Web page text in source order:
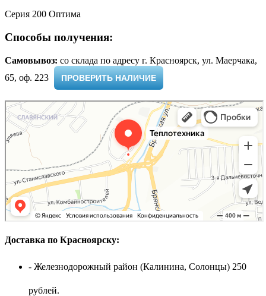
Серия 200 Оптима
Способы получения:
Самовывоз: cо склада по адресу г. Красноярск, ул. Маерчака,
65, оф. 223 ​
ПРОВЕРИТЬ НАЛИЧИЕ
Доставка по Красноярску:
- Железнодорожный район (Калинина, Солонцы) 250
рублей.